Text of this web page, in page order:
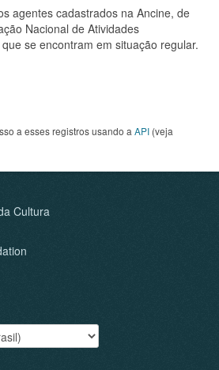
agentes cadastrados na Ancine, de
Nacional de Atividades
se encontram em situação regular.
a esses registros usando a API (veja
Cultura